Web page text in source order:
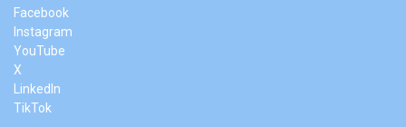
Facebook
Instagram
YouTube
X
LinkedIn
TikTok